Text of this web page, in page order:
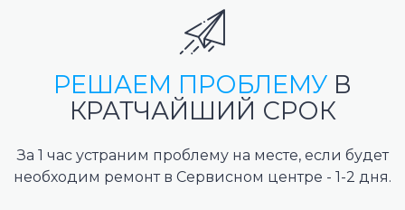
РЕШАЕМ ПРОБЛЕМУ В
КРАТЧАЙШИЙ СРОК
За 1 час устраним проблему на месте, если будет
необходим ремонт в Сервисном центре - 1-2 дня.